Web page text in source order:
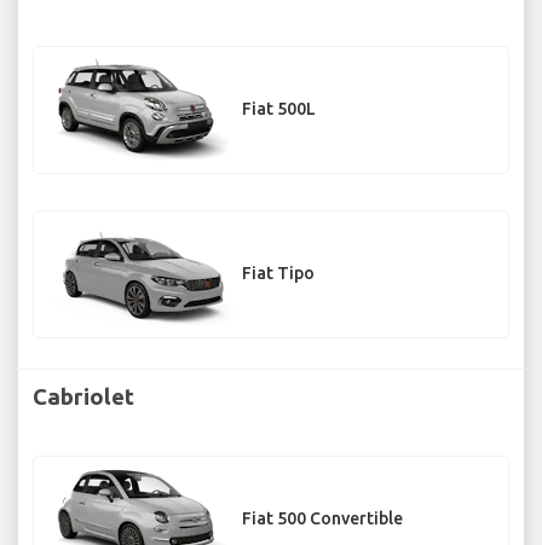
Fiat 500L
Fiat Tipo
Cabriolet
Fiat 500 Convertible